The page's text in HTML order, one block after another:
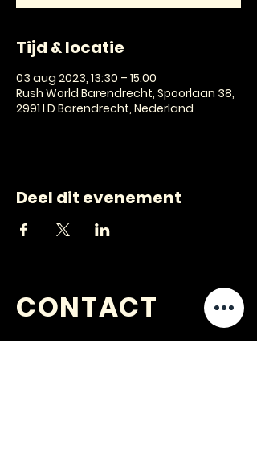
Tijd & locatie
03 aug 2023, 13:30 – 15:00
Rush World Barendrecht, Spoorlaan 38,
2991 LD Barendrecht, Nederland
Deel dit evenement
CONTACT